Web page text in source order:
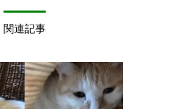
関連記事